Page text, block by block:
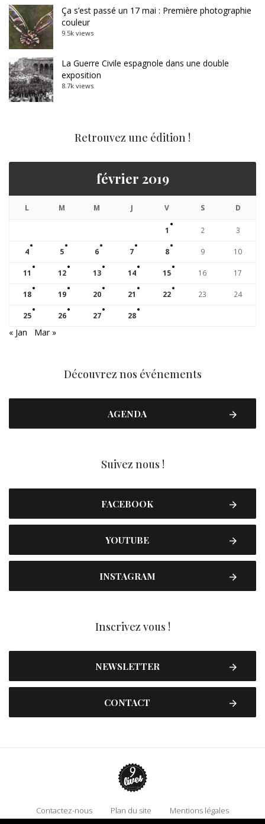
Ça s’est passé un 17 mai : Première photographie
couleur
9.5k views
La Guerre Civile espagnole dans une double
exposition
8.7k views
Retrouvez une édition !
février 2019
L M M J V S D
1 2 3
4 5 6 7 8 9 10
11 12 13 14 15 16 17
18 19 20 21 22 23 24
25 26 27 28
« Jan Mar »
Découvrez nos événements
AGENDA
Suivez nous !
FACEBOOK
YOUTUBE
INSTAGRAM
Inscrivez vous !
NEWSLETTER
CONTACT
Contactez-nous Plan du site
Mentions légales